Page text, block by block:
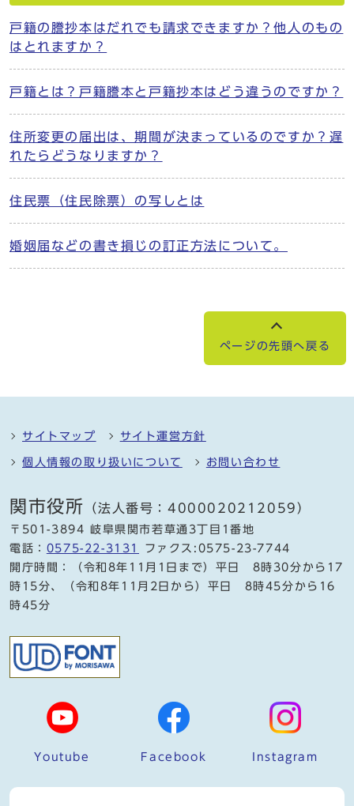
戸籍の謄抄本はだれでも請求できますか？他人のもの
はとれますか？
戸籍とは？戸籍謄本と戸籍抄本はどう違うのですか？
住所変更の届出は、期間が決まっているのですか？遅
れたらどうなりますか？
住民票（住民除票）の写しとは
婚姻届などの書き損じの訂正方法について。
ページの先頭へ戻る
サイトマップ サイト運営方針
個人情報の取り扱いについて お問い合わせ
関市役所 （法人番号：4000020212059）
〒501-3894 岐阜県関市若草通3丁目1番地
電話： 0575-22-3131
ファクス:0575-23-7744
開庁時間：（令和8年11月1日まで）平日 8時30分から17
時15分、（令和8年11月2日から）平日 8時45分から16
時45分
Youtube Facebook Instagram